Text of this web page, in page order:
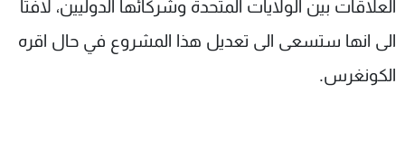
العلاقات بين الولايات المتحدة وشركائها الدوليين، لافتا
الى انها ستسعى الى تعديل هذا المشروع في حال اقره
الكونغرس.